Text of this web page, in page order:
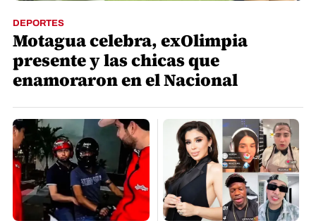
DEPORTES
Motagua celebra, exOlimpia
presente y las chicas que
enamoraron en el Nacional